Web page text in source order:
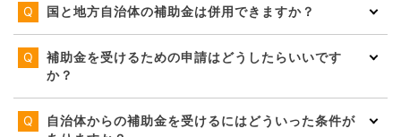
国と地方自治体の補助金は併用できますか？
補助金を受けるための申請はどうしたらいいです
か？
自治体からの補助金を受けるにはどういった条件が